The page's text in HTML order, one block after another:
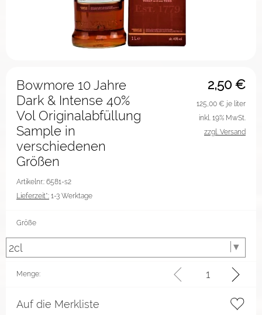
2,50 €
Bowmore 10 Jahre
Dark & Intense 40%
Vol Originalabfüllung
Sample in
verschiedenen
Größen
Artikelnr.: 6581-s2
Lieferzeit*: 1-3 Werktage
125,00 € je liter
inkl. 19% MwSt.
zzgl. Versand
Größe
Menge:
Auf die Merkliste